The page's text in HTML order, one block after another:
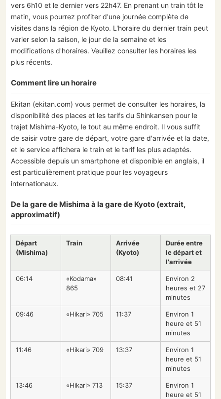
vers 6h10 et le dernier vers 22h47. En prenant un train tôt le
matin, vous pourrez profiter d'une journée complète de
visites dans la région de Kyoto. L'horaire du dernier train peut
varier selon la saison, le jour de la semaine et les
modifications d'horaires. Veuillez consulter les horaires les
plus récents.
Comment lire un horaire
Ekitan (ekitan.com) vous permet de consulter les horaires, la
disponibilité des places et les tarifs du Shinkansen pour le
trajet Mishima-Kyoto, le tout au même endroit. Il vous suffit
de saisir votre gare de départ, votre gare d'arrivée et la date,
et le service affichera le train et le tarif les plus adaptés.
Accessible depuis un smartphone et disponible en anglais, il
est particulièrement pratique pour les voyageurs
internationaux.
De la gare de Mishima à la gare de Kyoto (extrait,
approximatif)
Départ
(Mishima)
Train
Arrivée
(Kyoto)
Durée entre
le départ et
l'arrivée
06:14
«Kodama»
865
08:41
Environ 2
heures et 27
minutes
09:46 «Hikari» 705 11:37
Environ 1
heure et 51
minutes
11:46 «Hikari» 709 13:37
Environ 1
heure et 51
minutes
13:46 «Hikari» 713 15:37
Environ 1
heure et 51